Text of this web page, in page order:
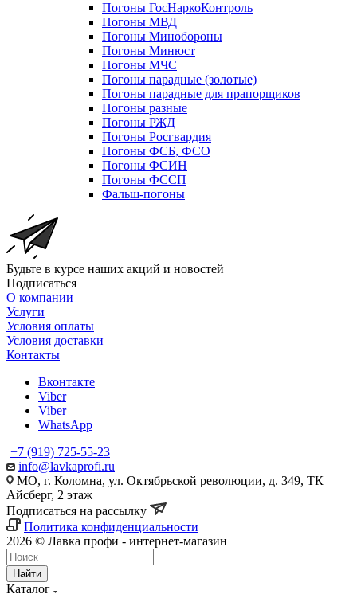
Погоны ГосНаркоКонтроль
Погоны МВД
Погоны Минобороны
Погоны Минюст
Погоны МЧС
Погоны парадные (золотые)
Погоны парадные для прапорщиков
Погоны разные
Погоны РЖД
Погоны Росгвардия
Погоны ФСБ, ФСО
Погоны ФСИН
Погоны ФССП
Фальш-погоны
Будьте в курсе наших акций и новостей
Подписаться
О компании
Услуги
Условия оплаты
Условия доставки
Контакты
Вконтакте
Viber
Viber
WhatsApp
+7 (919) 725-55-23
info@lavkaprofi.ru
МО, г. Коломна, ул. Октябрьской революции, д. 349, ТК
Айсберг, 2 этаж
Подписаться на рассылку
Политика конфиденциальности
2026 © Лавка профи - интернет-магазин
Найти
Каталог